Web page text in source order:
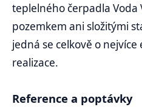
teplelného čerpadla
pozemkem ani složitými
jedná se celkově o
realizace.
Reference a poptávky